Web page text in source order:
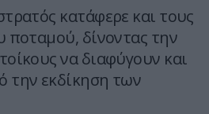
κατάφερε και τους
ποταμού, δίνοντας την
να διαφύγουν και
την εκδίκηση των